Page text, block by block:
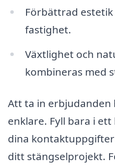
Förbättrad
fastighet.
Växtlighet och
kombineras med
Att ta in
enklare. Fyll bara i
dina
ditt stängselprojekt.